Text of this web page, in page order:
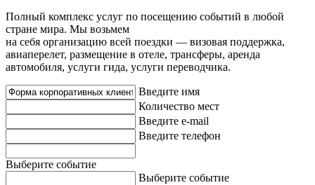
Полный комплекс услуг по посещению событий в любой
стране мира. Мы возьмем
на себя организацию всей поездки — визовая поддержка,
авиаперелет, размещение в отеле, трансферы, аренда
автомобиля, услуги гида, услуги переводчика.
Введите имя
Количество мест
Введите e-mail
Введите телефон
Выберите событие
Выберите событие